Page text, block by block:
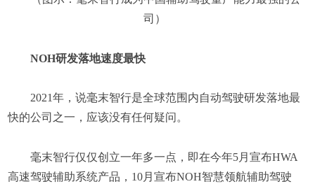
司）
NOH研发落地速度最快
2021年，说毫末智行是全球范围内自动驾驶研发落地最
快的公司之一，应该没有任何疑问。
毫末智行仅仅创立一年多一点，即在今年5月宣布HWA
高速驾驶辅助系统产品，10月宣布NOH智慧领航辅助驾驶